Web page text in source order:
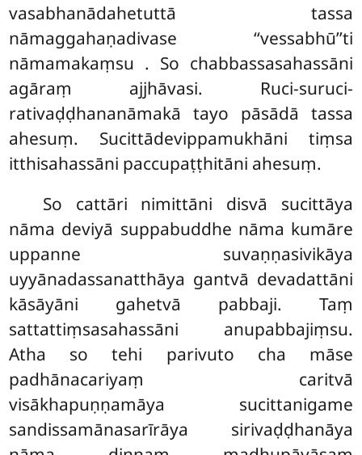
vasabhanādahetuttā tassa
nāmaggahaṇadivase ‘‘vessabhū’’ti
nāmamakaṃsu . So chabbassasahassāni
agāraṃ ajjhāvasi. Ruci-suruci-
rativaḍḍhananāmakā tayo pāsādā tassa
ahesuṃ. Sucittādevippamukhāni tiṃsa
itthisahassāni paccupaṭṭhitāni ahesuṃ.
So cattāri nimittāni disvā sucittāya
nāma deviyā suppabuddhe nāma kumāre
uppanne suvaṇṇasivikāya
uyyānadassanatthāya gantvā devadattāni
kāsāyāni gahetvā pabbaji. Taṃ
sattattiṃsasahassāni anupabbajiṃsu.
Atha so tehi parivuto cha māse
padhānacariyaṃ caritvā
visākhapuṇṇamāya sucittanigame
sandissamānasarīrāya sirivaḍḍhanāya